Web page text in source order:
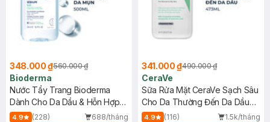
348.000 ₫560.000 ₫
Bioderma
Nước Tẩy Trang Bioderma
Dành Cho Da Dầu & Hỗn Hợp
500ml
4.9 (228)
688/tháng
341.000 ₫490.000 ₫
CeraVe
Sữa Rửa Mặt CeraVe Sạch Sâu
Cho Da Thường Đến Da Dầu
473ml
4.9 (116)
1.5k/tháng